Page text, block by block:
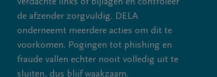
verdachte links of bijlagen en controleer
de afzender zorgvuldig. DELA
onderneemt meerdere acties om dit te
voorkomen. Pogingen tot phishing en
fraude vallen echter nooit volledig uit te
sluiten, dus blijf waakzaam.